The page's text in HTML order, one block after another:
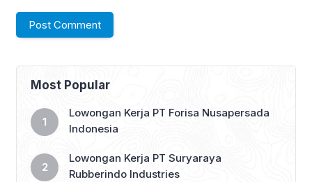
Most Popular
Lowongan Kerja PT Forisa Nusapersada
Indonesia
Lowongan Kerja PT Suryaraya
Rubberindo Industries